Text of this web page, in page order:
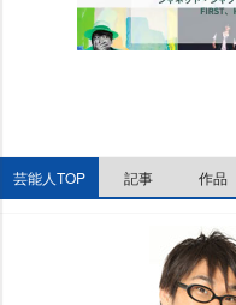
芸能人TOP 記事 作品